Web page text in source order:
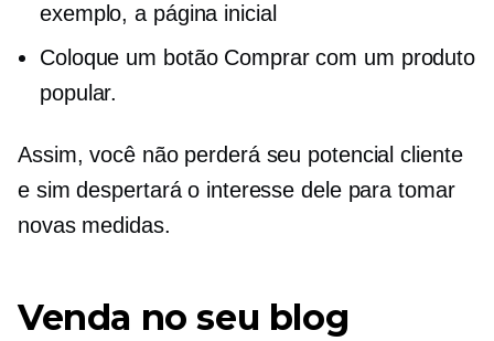
exemplo, a página inicial
Coloque um botão Comprar com um produto
popular.
Assim, você não perderá seu potencial cliente
e sim despertará o interesse dele para tomar
novas medidas.
Venda no seu blog